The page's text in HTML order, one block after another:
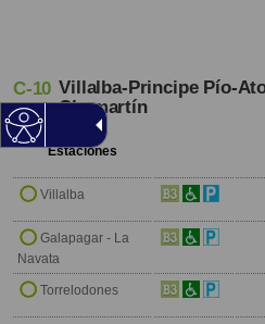
C-10 Villalba-Principe Pío-
Chamartín
Estaciones
Villalba
Galapagar - La
Navata
Torrelodones